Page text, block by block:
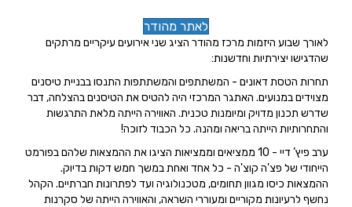
לאתר מהודר
לאורך שבוע היזמות מרכז מהודר הציג שני אירועים עיקריים מרתקים
שהדגישו יצירתיות וחדשנות:
תחרות הטסת דאונים - המשתתפים והמשתתפות התנסו בבניית טיסנים
מצוידים במנועים. האתגר המרכזי היה להטיס את הטיסנים בהצלחה, דבר
שדרש תכנון מדויק ומיומנות טכנית. האווירה הייתה מלאת התרגשות
והתחרותיות הייתה בריאה ומהנה. כל הכבוד לזוכה!
ערב פיץ’ דיי -
10 ממציאים וממציאות הציגו את ההמצאות שלהם בפורמט
הייחודי של פצ'ה קוצ'ה - כל אחד ואחת במשך חמש דקות בדיוק.
ההמצאות כיסו מגוון תחומים, מטכנולוגיה ועד לפתרונות חברתיים. הקהל
נחשף לרעיונות מקוריים ומעוררי השראה, והאווירה הייתה של סקרנות